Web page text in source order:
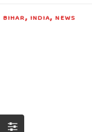
BIHAR, INDIA,NEWS